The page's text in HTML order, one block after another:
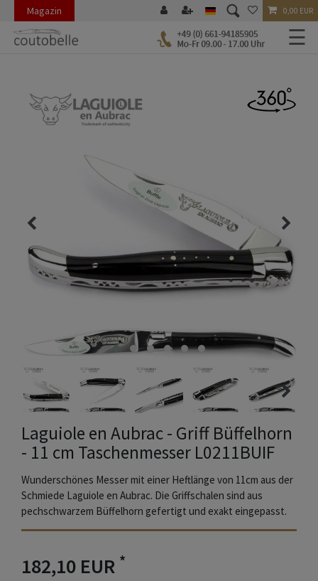
Magazin 0,00 EUR
☰
Laguiole en Aubrac - Griff Büffelhorn
- 11 cm Taschenmesser L0211BUIF
Wunderschönes Messer mit einer Heftlänge von 11cm aus der
Schmiede Laguiole en Aubrac. Die Griffschalen sind aus
pechschwarzem Büffelhorn gefertigt und exakt eingepasst.
182,10 EUR *